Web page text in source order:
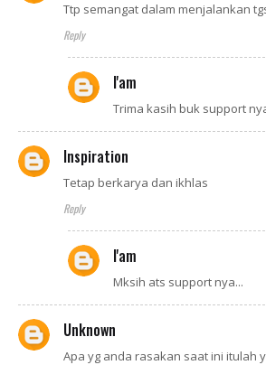
Ttp semangat dalam menjalankan
Reply
I'am
Trima kasih buk support
Inspiration
Tetap berkarya dan ikhlas
Reply
I'am
Mksih ats support nya...
Unknown
Apa yg anda rasakan saat ini itulah